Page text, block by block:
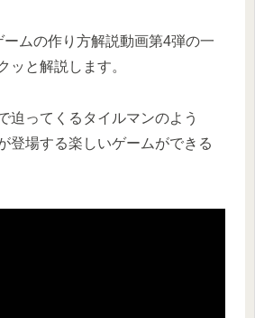
ムの作り方解説動画第4弾の一
ッと解説します。
迫ってくるタイルマンのよう
登場する楽しいゲームができる